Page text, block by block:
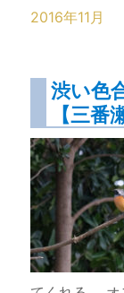
2016年11月
渋い色
【三番